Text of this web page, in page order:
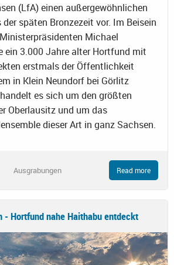
(LfA) einen außergewöhnlichen
späten Bronzezeit vor. Im Beisein
Michael
ein 3.000 Jahre alter Hortfund mit
erstmals der Öffentlichkeit
in Klein Neundorf bei Görlitz
es sich um den größten
Oberlausitz und um das
dieser Art in ganz Sachsen.
Ausgrabungen Read more
- Hortfund nahe Haithabu entdeckt